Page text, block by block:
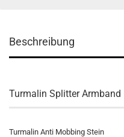
Beschreibung
Turmalin Splitter
Turmalin Anti Mobbing Stein